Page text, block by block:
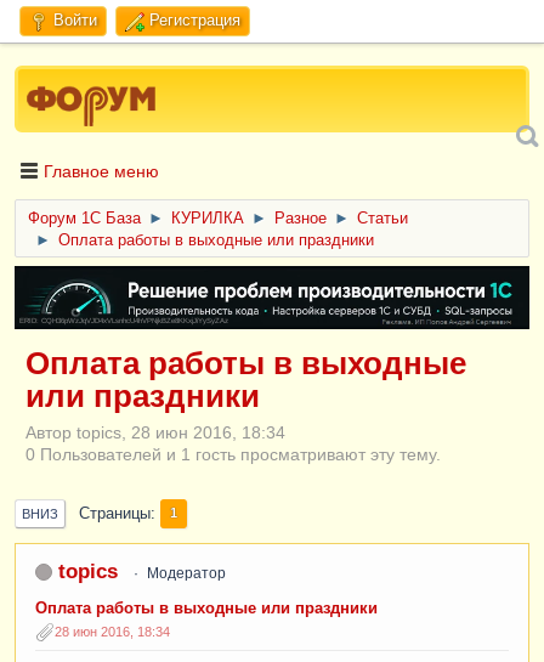
Войти Регистрация
Главное меню
Форум 1C База ► КУРИЛКА ► Разное ►
Статьи
►
Оплата работы в выходные или праздники
ERID: CQH36pWzJqVJD4xVLsnhcU4hVPNjkBZe8KKxjJiYySyZAz
Оплата работы в выходные
или праздники
Автор topics, 28 июн 2016, 18:34
0 Пользователей и 1 гость просматривают эту тему.
ВНИЗ Страницы 1
topics Модератор
Оплата работы в выходные или праздники
28 июн 2016, 18:34